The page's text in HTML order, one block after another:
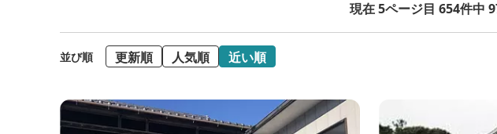
現在 5ページ目 654件中
並び順 更新順 人気順 近い順